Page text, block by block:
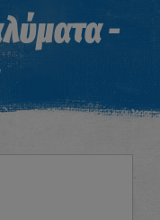
σε πνευματικά δικαιώματα-